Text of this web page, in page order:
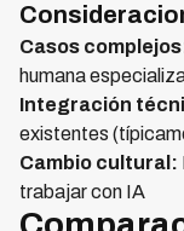
Casos
humana
Integración
existentes
Cambio cultural:
trabajar con IA